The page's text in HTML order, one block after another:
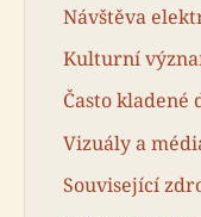
Návštěva
Kulturní
Často kladené
Vizuály a
Související